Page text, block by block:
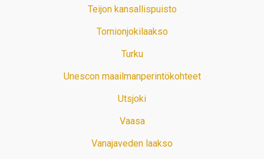
Teijon kansallispuisto
Tornionjokilaakso
Turku
Unescon maailmanperintökohteet
Utsjoki
Vaasa
Vanajaveden laakso